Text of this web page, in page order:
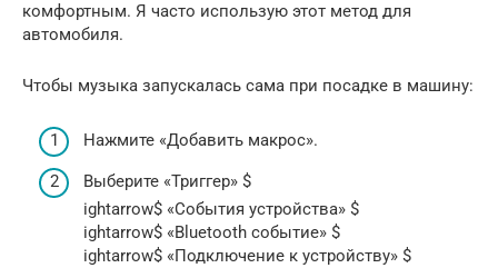
комфортным. Я часто использую этот метод для
автомобиля.
Чтобы музыка запускалась сама при посадке в машину:
Нажмите «Добавить макрос».
Выберите «Триггер» $
ightarrow$ «События устройства» $
ightarrow$ «Bluetooth событие» $
ightarrow$ «Подключение к устройству» $